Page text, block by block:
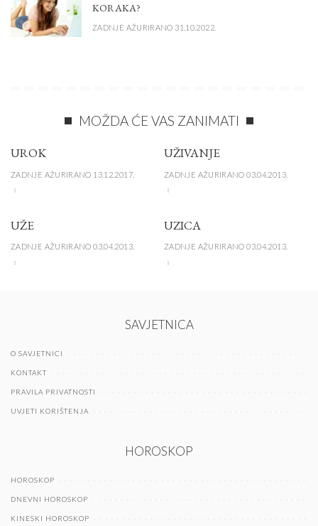
KORAKA?
ZADNJE AŽURIRANO 31.10.2022.
MOŽDA ĆE VAS ZANIMATI
UROK
ZADNJE AŽURIRANO 13.12.2017.
UŽIVANJE
ZADNJE AŽURIRANO 03.04.2013.
UŽE
ZADNJE AŽURIRANO 03.04.2013.
UZICA
ZADNJE AŽURIRANO 03.04.2013.
SAVJETNICA
O SAVJETNICI
KONTAKT
PRAVILA PRIVATNOSTI
UVJETI KORIŠTENJA
HOROSKOP
HOROSKOP
DNEVNI HOROSKOP
KINESKI HOROSKOP